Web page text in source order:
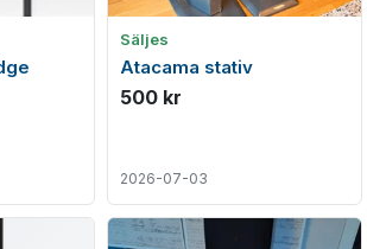
Säljes
Atacama stativ
500 kr
2026-07-03